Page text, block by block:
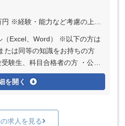
す ※上記に固定残業代（月30時間分＝5万6018円～10万1023円）を含む ※超過分は別途全額支給
、Word） ※以下の方は
たは同等の知識をお持ちの方
験生、科目合格者の方 ・公認
ど歓迎
を開く
求人を見る